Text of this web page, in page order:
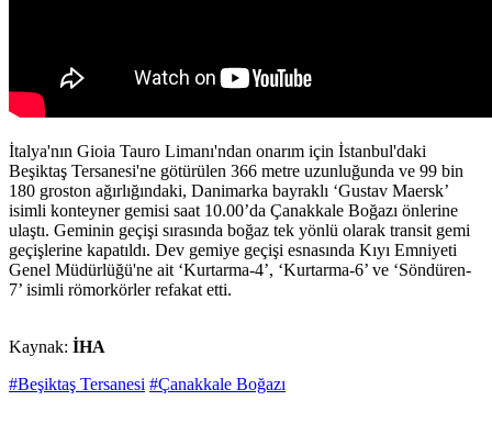
İtalya'nın Gioia Tauro Limanı'ndan onarım için İstanbul'daki
Beşiktaş Tersanesi'ne götürülen 366 metre uzunluğunda ve 99 bin
180 groston ağırlığındaki, Danimarka bayraklı ‘Gustav Maersk’
isimli konteyner gemisi saat 10.00’da Çanakkale Boğazı önlerine
ulaştı. Geminin geçişi sırasında boğaz tek yönlü olarak transit gemi
geçişlerine kapatıldı. Dev gemiye geçişi esnasında Kıyı Emniyeti
Genel Müdürlüğü'ne ait ‘Kurtarma-4’, ‘Kurtarma-6’ ve ‘Söndüren-
7’ isimli römorkörler refakat etti.
Kaynak: İHA
#Beşiktaş Tersanesi #Çanakkale Boğazı